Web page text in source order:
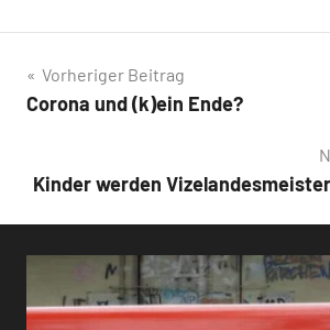
Beitragsnavigation
Vorheriger Beitrag
Corona und (k)ein Ende?
Kinder werden